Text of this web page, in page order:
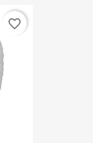
favorite_border